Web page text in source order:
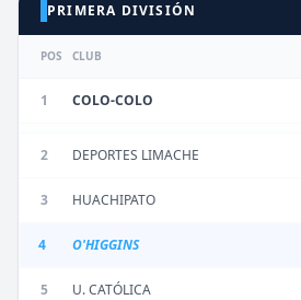
PRIMERA DIVISIÓN
POS CLUB
1 COLO-COLO
2 DEPORTES LIMACHE
3 HUACHIPATO
4 O'HIGGINS
5 U. CATÓLICA